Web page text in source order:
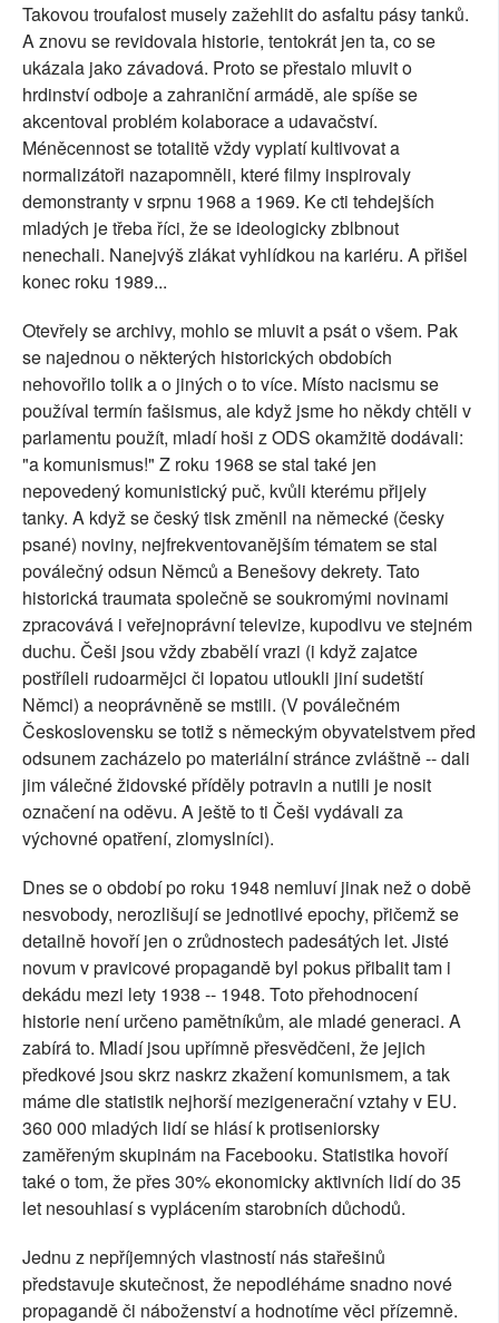
Takovou troufalost musely zažehlit do asfaltu pásy tanků.
A znovu se revidovala historie, tentokrát jen ta, co se
ukázala jako závadová. Proto se přestalo mluvit o
hrdinství odboje a zahraniční armádě, ale spíše se
akcentoval problém kolaborace a udavačství.
Méněcennost se totalitě vždy vyplatí kultivovat a
normalizátoři nazapomněli, které filmy inspirovaly
demonstranty v srpnu 1968 a 1969. Ke cti tehdejších
mladých je třeba říci, že se ideologicky zblbnout
nenechali. Nanejvýš zlákat vyhlídkou na kariéru. A přišel
konec roku 1989...
Otevřely se archivy, mohlo se mluvit a psát o všem. Pak
se najednou o některých historických obdobích
nehovořilo tolik a o jiných o to více. Místo nacismu se
používal termín fašismus, ale když jsme ho někdy chtěli v
parlamentu použít, mladí hoši z ODS okamžitě dodávali:
"a komunismus!" Z roku 1968 se stal také jen
nepovedený komunistický puč, kvůli kterému přijely
tanky. A když se český tisk změnil na německé (česky
psané) noviny, nejfrekventovanějším tématem se stal
poválečný odsun Němců a Benešovy dekrety. Tato
historická traumata společně se soukromými novinami
zpracovává i veřejnoprávní televize, kupodivu ve stejném
duchu. Češi jsou vždy zbabělí vrazi (i když zajatce
postříleli rudoarmějci či lopatou utloukli jiní sudetští
Němci) a neoprávněně se mstili. (V poválečném
Československu se totiž s německým obyvatelstvem před
odsunem zacházelo po materiální stránce zvláštně -- dali
jim válečné židovské příděly potravin a nutili je nosit
označení na oděvu. A ještě to ti Češi vydávali za
výchovné opatření, zlomyslníci).
Dnes se o období po roku 1948 nemluví jinak než o době
nesvobody, nerozlišují se jednotlivé epochy, přičemž se
detailně hovoří jen o zrůdnostech padesátých let. Jisté
novum v pravicové propagandě byl pokus přibalit tam i
dekádu mezi lety 1938 -- 1948. Toto přehodnocení
historie není určeno pamětníkům, ale mladé generaci. A
zabírá to. Mladí jsou upřímně přesvědčeni, že jejich
předkové jsou skrz naskrz zkažení komunismem, a tak
máme dle statistik nejhorší mezigenerační vztahy v EU.
360 000 mladých lidí se hlásí k protiseniorsky
zaměřeným skupinám na Facebooku. Statistika hovoří
také o tom, že přes 30% ekonomicky aktivních lidí do 35
let nesouhlasí s vyplácením starobních důchodů.
Jednu z nepříjemných vlastností nás stařešinů
představuje skutečnost, že nepodléháme snadno nové
propagandě či náboženství a hodnotíme věci přízemně.